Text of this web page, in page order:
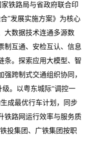
铁路局与省政府联合印
”发展实施方案》为核心
大数据技术连通多源数
制互通、安检互认、信息
条。探索应用大模型、智
跨制式交通组织协同，
级。以粤东城际“调控一
成最优行车计划，同步
铁路网运行效率与服务质
投集团、广铁集团按职